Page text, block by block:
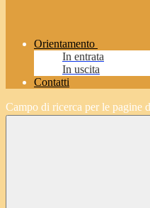
Orientamento
In entrata
In uscita
Contatti
Campo di ricerca per le pagine